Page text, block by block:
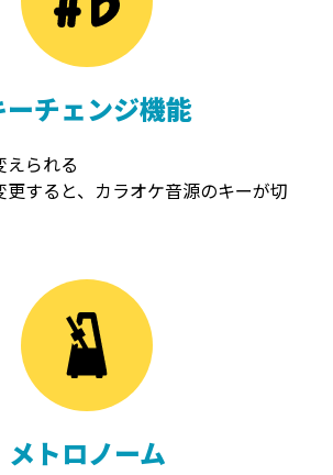
ーチェンジ機能
えられる
すると、カラオケ音源のキーが切
メトロノーム